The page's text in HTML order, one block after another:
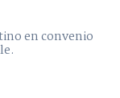
en convenio